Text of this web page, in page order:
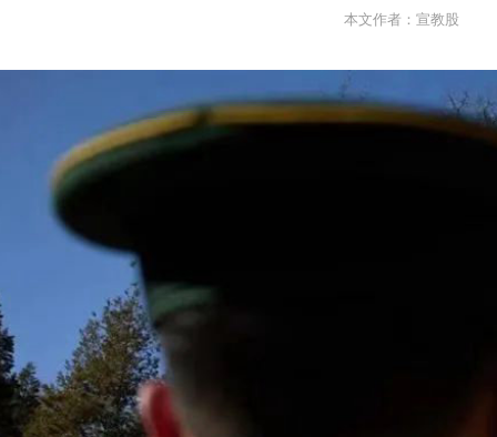
本文作者：宣教股